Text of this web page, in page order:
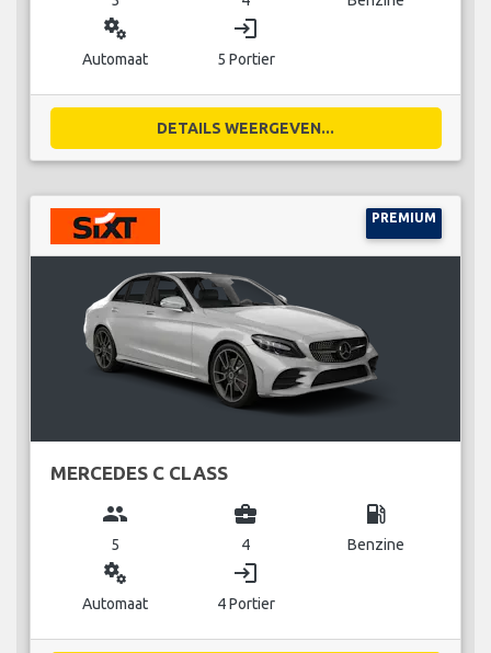
miscellaneous_services
Automaat
login
5 Portier
DETAILS WEERGEVEN...
PREMIUM
MERCEDES C CLASS
group
5
business_center
4
local_gas_station
Benzine
miscellaneous_services
Automaat
login
4 Portier